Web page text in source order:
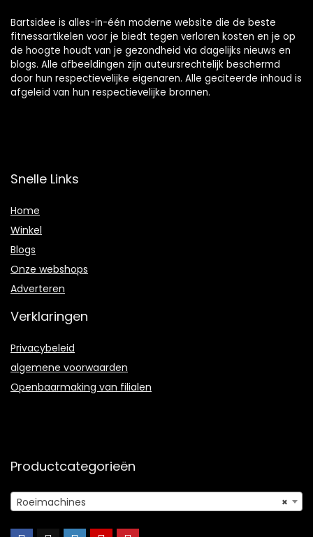
Bartsidee is alles-in-één moderne website die de beste
fitnessartikelen voor je biedt tegen verloren kosten en je op
de hoogte houdt van je gezondheid via dagelijks nieuws en
blogs. Alle afbeeldingen zijn auteursrechtelijk beschermd
door hun respectievelijke eigenaren. Alle geciteerde inhoud is
afgeleid van hun respectievelijke bronnen.
Snelle Links
Home
Winkel
Blogs
Onze webshops
Adverteren
Verklaringen
Privacybeleid
algemene voorwaarden
Openbaarmaking van filialen
Productcategorieën
×
Roeimachines